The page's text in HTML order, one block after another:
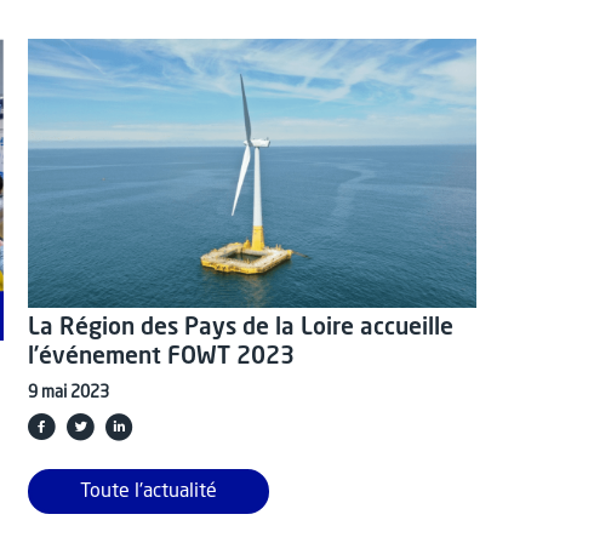
La Région des Pays de la Loire accueille
l’événement FOWT 2023
9 mai 2023
Toute l'actualité